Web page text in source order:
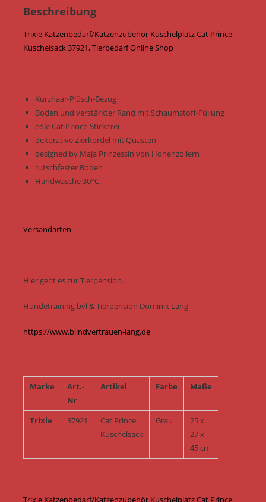
Beschreibung
Trixie Katzenbedarf/Katzenzubehör Kuschelplatz Cat Prince
Kuschelsack 37921, Tierbedarf Online Shop
Kurzhaar-Plüsch-Bezug
Boden und verstärkter Rand mit Schaumstoff-Füllung
edle Cat Prince-Stickerei
dekorative Zierkordel mit Quasten
designed by Maja Prinzessin von Hohenzollern
rutschfester Boden
Handwäsche 30°C
Versandarten
Hier geht es zur Tierpension.
Hundetraining bvl & Tierpension Dominik Lang
https://www.blindvertrauen-lang.de
Marke
Art.-
Nr
Artikel Farbe Maße
Trixie 37921
Cat Prince
Kuschelsack
Grau
25 x
27 x
45 cm
Trixie Katzenbedarf/Katzenzubehör Kuschelplatz Cat Prince